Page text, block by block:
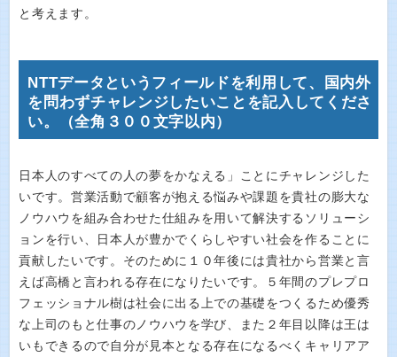
と考えます。
NTTデータというフィールドを利用して、国内外
を問わずチャレンジしたいことを記入してくださ
い。（全角３００文字以内）
日本人のすべての人の夢をかなえる」ことにチャレンジした
いです。営業活動で顧客が抱える悩みや課題を貴社の膨大な
ノウハウを組み合わせた仕組みを用いて解決するソリューシ
ョンを行い、日本人が豊かでくらしやすい社会を作ることに
貢献したいです。そのために１０年後には貴社から営業と言
えば高橋と言われる存在になりたいです。５年間のプレプロ
フェッショナル樹は社会に出る上での基礎をつくるため優秀
な上司のもと仕事のノウハウを学び、また２年目以降は王は
いもできるので自分が見本となる存在になるべくキャリアア